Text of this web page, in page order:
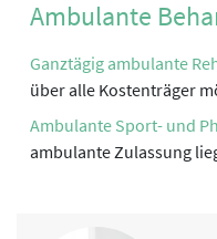
Reha-Pflege
Physikalische Therapie
Rekreationstherapie
Ernährung
Spezielle
Ambulante
Ganztägig ambulante
über alle Kostenträger
Ambulante Sport- und
ambulante Zulassung